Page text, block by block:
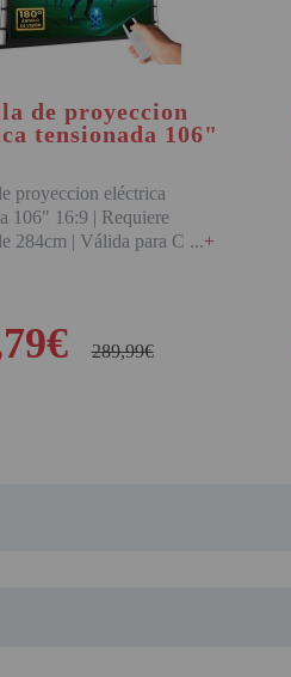
de proyeccion
tensionada 106"
proyeccion eléctrica
106" 16:9 | Requiere
284cm | Válida para C
+
289,99€